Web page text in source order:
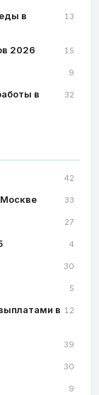
в
13
2026 15
9
в
32
42
Москве 33
27
4
30
5
в 12
39
30
9